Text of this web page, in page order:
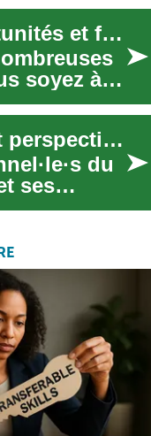
Les emplois de nettoyage en France : opportunités et formation
soyez à la
Travailler en Suisse: construction, salaires et perspectives de carrière
du
ses